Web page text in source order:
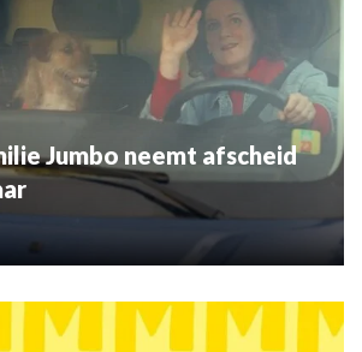
Jumbo neemt afscheid